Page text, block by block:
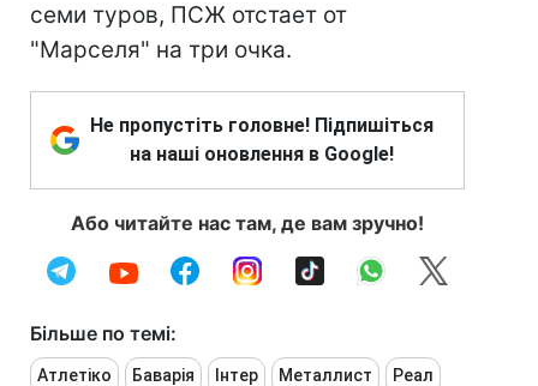
семи туров, ПСЖ отстает от
"Марселя" на три очка.
Не пропустіть головне! Підпишіться
на наші оновлення в Google!
Або читайте нас там, де вам зручно!
Більше по темі:
Атлетіко Баварія Інтер Металлист Реал